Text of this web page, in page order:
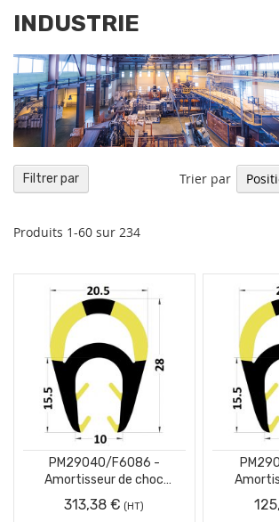
INDUSTRIE
Produits 1-60 sur 234
Trier par
PM29040/F6086 -
Amortisseur de choc
protection pour IPN - Jaune
et Noir - Couronne 25 m
313,38 €
protection
et Noir -
Filtrer par